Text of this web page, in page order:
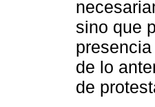
sino que
de lo
de